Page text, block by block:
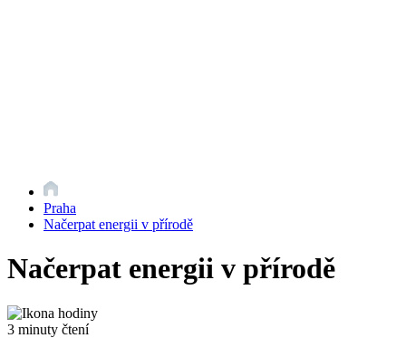
Praha
Načerpat energii v přírodě
Načerpat energii v přírodě
3 minuty čtení